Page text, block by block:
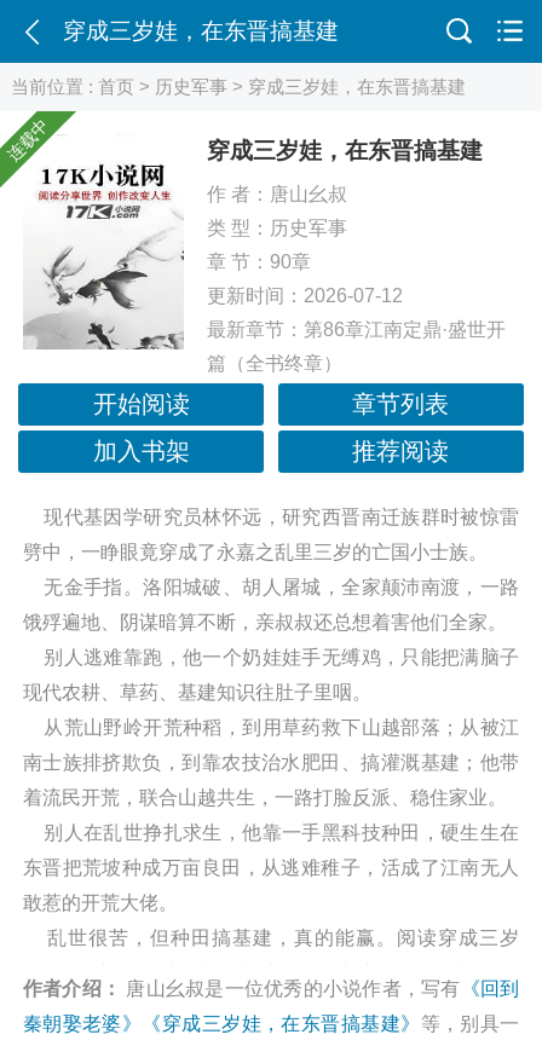
穿成三岁娃，在东晋搞基建
当前位置 :首页 > 历史军事 > 穿成三岁娃，在东晋搞基建
连载中 穿成三岁娃，在东晋搞基建
作 者： 唐山幺叔
类 型： 历史军事
章 节：90章
更新时间：2026-07-12
最新章节： 第86章江南定鼎·盛世开
篇（全书终章）
开始阅读
章节列表
加入书架
推荐阅读
现代基因学研究员林怀远，研究西晋南迁族群时被惊雷
劈中，一睁眼竟穿成了永嘉之乱里三岁的亡国小士族。
无金手指。洛阳城破、胡人屠城，全家颠沛南渡，一路
饿殍遍地、阴谋暗算不断，亲叔叔还总想着害他们全家。
别人逃难靠跑，他一个奶娃娃手无缚鸡，只能把满脑子
现代农耕、草药、基建知识往肚子里咽。
从荒山野岭开荒种稻，到用草药救下山越部落；从被江
南士族排挤欺负，到靠农技治水肥田、搞灌溉基建；他带
着流民开荒，联合山越共生，一路打脸反派、稳住家业。
别人在乱世挣扎求生，他靠一手黑科技种田，硬生生在
东晋把荒坡种成万亩良田，从逃难稚子，活成了江南无人
敢惹的开荒大佬。
乱世很苦，但种田搞基建，真的能赢。阅读穿成三岁
作者介绍： 唐山幺叔是一位优秀的小说作者，写有 《回到
秦朝娶老婆》
《穿成三岁娃，在东晋搞基建》 等，别具一